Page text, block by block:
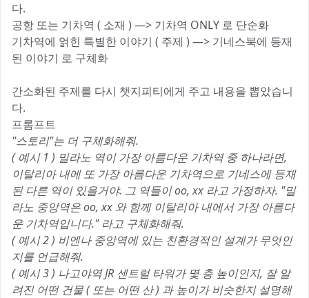
다.
공항 또는 기차역 ( 소재 ) —> 기차역 ONLY 로 단순화
기차역에 얽힌 특별한 이야기 ( 주제 ) —> 기네스북에 등재
된 이야기 로 구체화
간소화된 주제를 다시 챗지피티에게 주고 내용을 뽑았습니
다.
프롬프트
"스토리"는 더 구체화해줘.
( 예시 1 ) 밀라노 역이 가장 아름다운 기차역 중 하나라면,
이탈리아 내에 또 가장 아름다운 기차역으로 기네스에 등재
된 다른 역이 있을거야. 그 역들이 oo, xx 라고 가정하자. "밀
라노 중앙역은 oo, xx 와 함께 이탈리아 내에서 가장 아름다
운 기차역입니다." 라고 구체화해줘.
( 예시 2 ) 비엔나 중앙역에 있는 친환경적인 설계가 무엇인
지를 언급해줘.
( 예시 3 ) 나고야역 JR 센트럴 타워가 몇 층 높이인지, 잘 알
려진 어떤 건물 ( 또는 어떤 산 ) 과 높이가 비슷한지 설명해